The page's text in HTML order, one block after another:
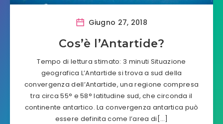
Giugno 27, 2018
Cos’è l’Antartide?
Tempo di lettura stimato: 3 minuti Situazione
geografica L’Antartide si trova a sud della
convergenza dell’Antartide, una regione compresa
tra circa 55° e 58° latitudine sud, che circonda il
continente antartico. La convergenza antartica può
essere definita come l’area di[…]